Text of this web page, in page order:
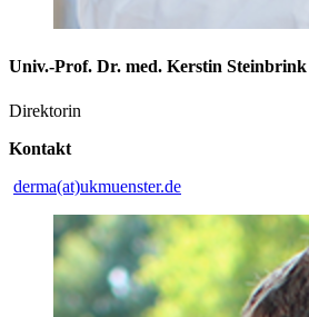
Univ.-Prof. Dr. med. Kerstin Steinbrink
Direktorin
Kontakt
derma(at)ukmuenster.de